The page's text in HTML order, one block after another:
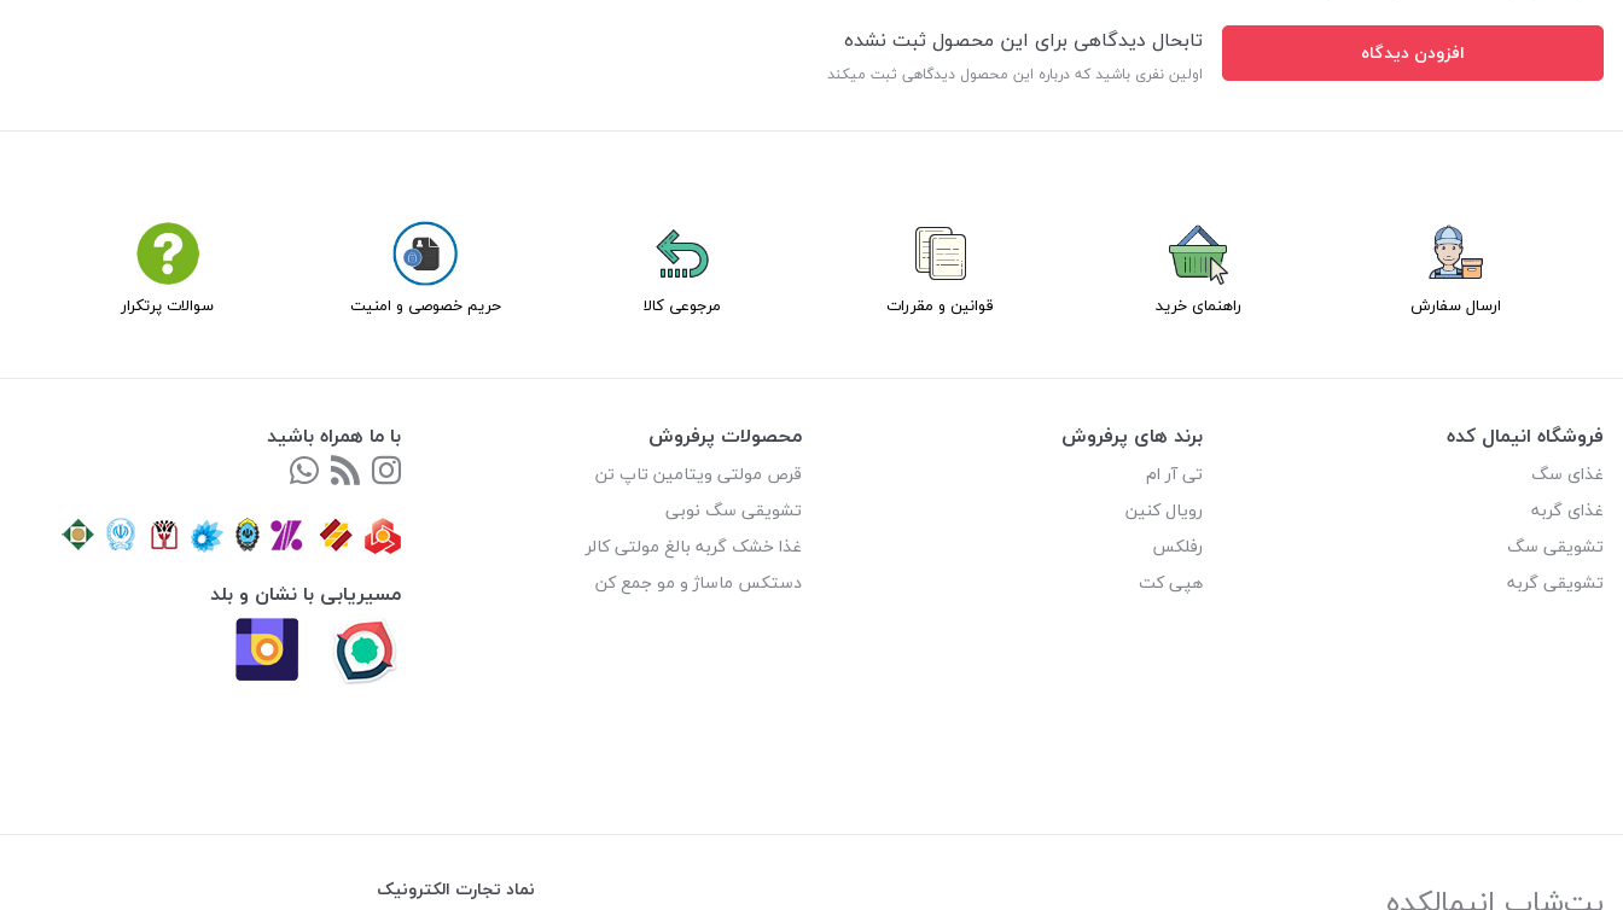
افزودن دیدگاه تابحال دیدگاهی برای این محصول ثبت نشده
اولین نفری باشید که درباره این محصول دیدگاهی ثبت میکند
ارسال سفارش راهنمای خرید قوانین و مقررات مرجوعی کالا حریم خصوصی و امنیت سوالات پرتکرار
فروشگاه انیمال کده
غذای سگ
غذای گربه
تشویقی سگ
تشویقی گربه
برند های پرفروش
تی آر ام
رویال کنین
رفلکس
هپی کت
محصولات پرفروش
قرص مولتی ویتامین تاپ تن
تشویقی سگ نوبی
غذا خشک گربه بالغ مولتی کالر
دستکس ماساژ و مو جمع کن
با ما همراه باشید
مسیریابی با نشان و بلد
نماد تجارت الکترونیک